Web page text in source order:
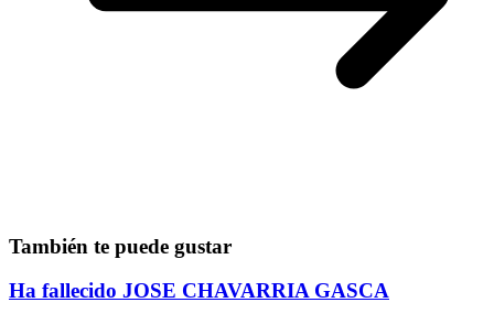
También te puede gustar
Ha fallecido JOSE CHAVARRIA GASCA